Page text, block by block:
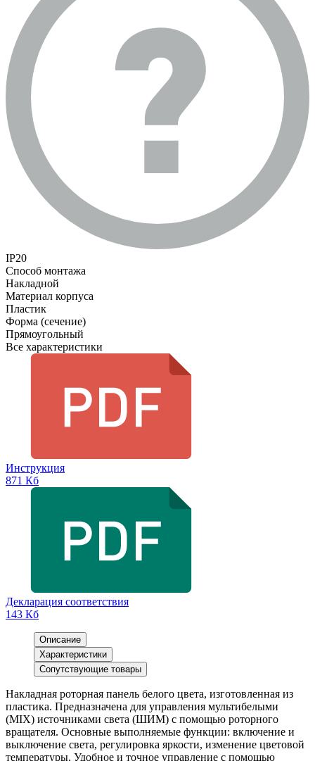
IP20
Способ монтажа
Накладной
Материал корпуса
Пластик
Форма (сечение)
Прямоугольный
Все характеристики
Инструкция
871 Кб
Декларация соответствия
143 Кб
Описание
Характеристики
Сопутствующие товары
Накладная роторная панель белого цвета, изготовленная из
пластика. Предназначена для управления мультибелыми
(MIX) источниками света (ШИМ) с помощью роторного
вращателя. Основные выполняемые функции: включение и
выключение света, регулировка яркости, изменение цветовой
температуры. Удобное и точное управление с помощью